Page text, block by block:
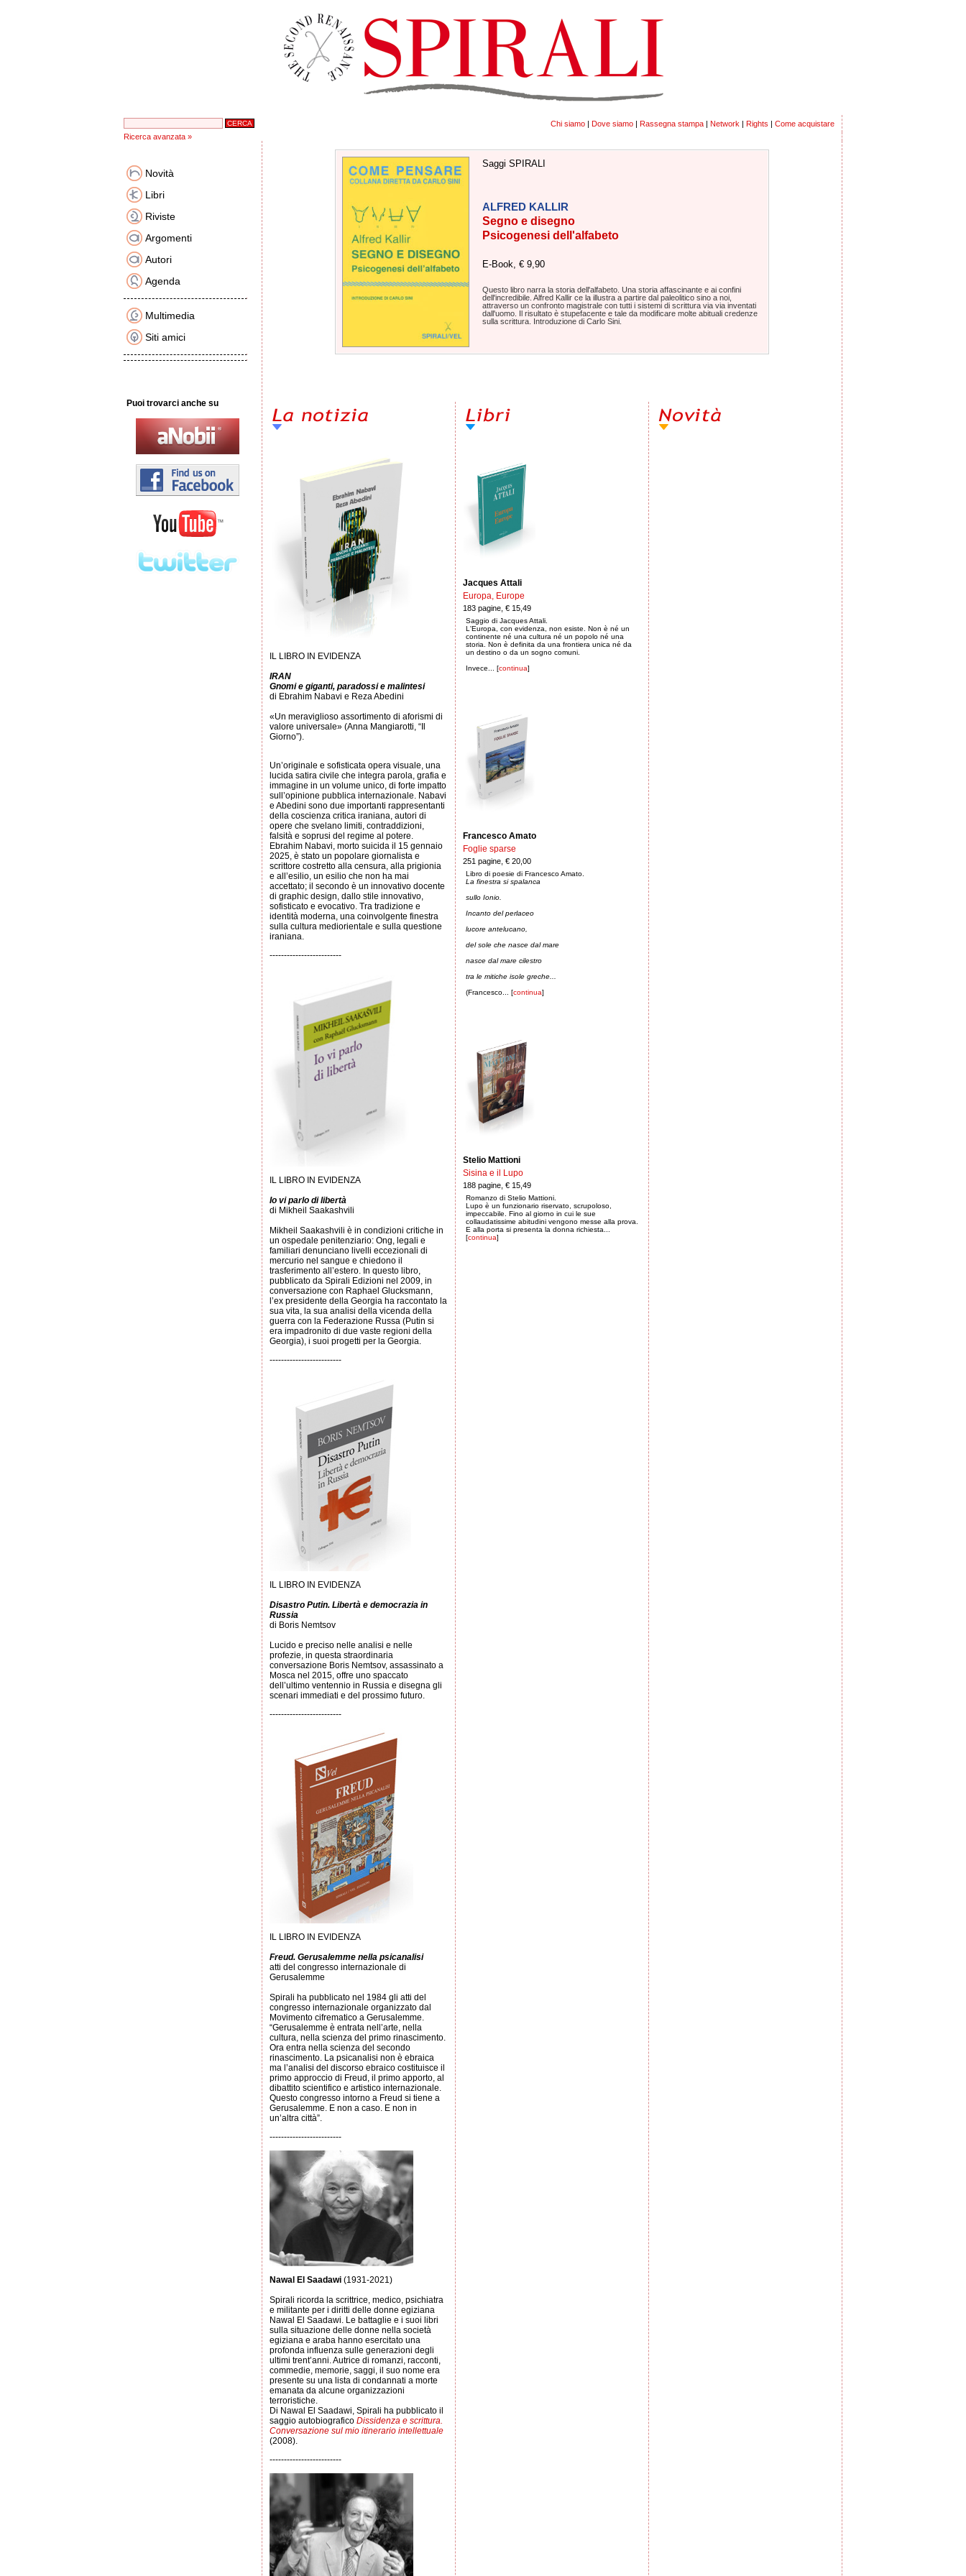
Chi siamo | Dove siamo | Rassegna stampa | Network | Rights | Come acquistare
Ricerca avanzata »
Novità
Libri
Riviste
Argomenti
Autori
Agenda
Multimedia
Siti amici
Puoi trovarci anche su
Saggi SPIRALI
ALFRED KALLIR
Segno e disegno
Psicogenesi dell'alfabeto
E-Book, € 9,90
Questo libro narra la storia dell'alfabeto. Una storia affascinante e ai confini
dell'incredibile. Alfred Kallir ce la illustra a partire dal paleolitico sino a noi,
attraverso un confronto magistrale con tutti i sistemi di scrittura via via inventati
dall'uomo. Il risultato è stupefacente e tale da modificare molte abituali credenze
sulla scrittura. Introduzione di Carlo Sini.
IL LIBRO IN EVIDENZA
IRAN
Gnomi e giganti, paradossi e malintesi
di Ebrahim Nabavi e Reza Abedini
«Un meraviglioso assortimento di aforismi di
valore universale» (Anna Mangiarotti, “Il
Giorno”).
Un’originale e sofisticata opera visuale, una
lucida satira civile che integra parola, grafia e
immagine in un volume unico, di forte impatto
sull’opinione pubblica internazionale. Nabavi
e Abedini sono due importanti rappresentanti
della coscienza critica iraniana, autori di
opere che svelano limiti, contraddizioni,
falsità e soprusi del regime al potere.
Ebrahim Nabavi, morto suicida il 15 gennaio
2025, è stato un popolare giornalista e
scrittore costretto alla censura, alla prigionia
e all’esilio, un esilio che non ha mai
accettato; il secondo è un innovativo docente
di graphic design, dallo stile innovativo,
sofisticato e evocativo. Tra tradizione e
identità moderna, una coinvolgente finestra
sulla cultura mediorientale e sulla questione
iraniana.
-------------------------
IL LIBRO IN EVIDENZA
Io vi parlo di libertà
di Mikheil Saakashvili
Mikheil Saakashvili è in condizioni critiche in
un ospedale penitenziario: Ong, legali e
familiari denunciano livelli eccezionali di
mercurio nel sangue e chiedono il
trasferimento all’estero. In questo libro,
pubblicato da Spirali Edizioni nel 2009, in
conversazione con Raphael Glucksmann,
l’ex presidente della Georgia ha raccontato la
sua vita, la sua analisi della vicenda della
guerra con la Federazione Russa (Putin si
era impadronito di due vaste regioni della
Georgia), i suoi progetti per la Georgia.
-------------------------
IL LIBRO IN EVIDENZA
Disastro Putin. Libertà e democrazia in
Russia
di Boris Nemtsov
Lucido e preciso nelle analisi e nelle
profezie, in questa straordinaria
conversazione Boris Nemtsov, assassinato a
Mosca nel 2015, offre uno spaccato
dell’ultimo ventennio in Russia e disegna gli
scenari immediati e del prossimo futuro.
-------------------------
IL LIBRO IN EVIDENZA
Freud. Gerusalemme nella psicanalisi
atti del congresso internazionale di
Gerusalemme
Spirali ha pubblicato nel 1984 gli atti del
congresso internazionale organizzato dal
Movimento cifrematico a Gerusalemme.
“Gerusalemme è entrata nell’arte, nella
cultura, nella scienza del primo rinascimento.
Ora entra nella scienza del secondo
rinascimento. La psicanalisi non è ebraica
ma l’analisi del discorso ebraico costituisce il
primo approccio di Freud, il primo apporto, al
dibattito scientifico e artistico internazionale.
Questo congresso intorno a Freud si tiene a
Gerusalemme. E non a caso. E non in
un’altra città”.
-------------------------
Nawal El Saadawi (1931-2021)
Spirali ricorda la scrittrice, medico, psichiatra
e militante per i diritti delle donne egiziana
Nawal El Saadawi. Le battaglie e i suoi libri
sulla situazione delle donne nella società
egiziana e araba hanno esercitato una
profonda influenza sulle generazioni degli
ultimi trent’anni. Autrice di romanzi, racconti,
commedie, memorie, saggi, il suo nome era
presente su una lista di condannati a morte
emanata da alcune organizzazioni
terroristiche.
Di Nawal El Saadawi, Spirali ha pubblicato il
saggio autobiografico Dissidenza e scrittura.
Conversazione sul mio itinerario intellettuale
(2008).
-------------------------
Jacques Attali
Europa, Europe
183 pagine, € 15,49
Saggio di Jacques Attali.
L'Europa, con evidenza, non esiste. Non è né un
continente né una cultura né un popolo né una
storia. Non è definita da una frontiera unica né da
un destino o da un sogno comuni.
Invece... [continua]
Francesco Amato
Foglie sparse
251 pagine, € 20,00
Libro di poesie di Francesco Amato.
La finestra si spalanca
sullo Ionio.
Incanto del perlaceo
lucore antelucano,
del sole che nasce dal mare
nasce dal mare cilestro
tra le mitiche isole greche...
(Francesco... [continua]
Stelio Mattioni
Sisina e il Lupo
188 pagine, € 15,49
Romanzo di Stelio Mattioni.
Lupo è un funzionario riservato, scrupoloso,
impeccabile. Fino al giorno in cui le sue
collaudatissime abitudini vengono messe alla prova.
E alla porta si presenta la donna richiesta...
[continua]